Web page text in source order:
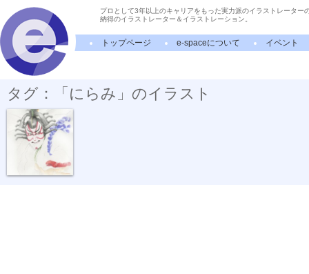
プロとして3年以上のキャリアをもった実力派のイラストレーター
納得のイラストレーター＆イラストレーション。
トップページ e-spaceについて イベント
タグ：「にらみ」のイラスト
水彩画「暫」